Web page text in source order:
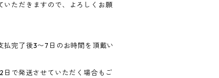
いただきますので、よろしくお願
払完了後3〜7日のお時間を頂戴い
日で発送させていただく場合もご